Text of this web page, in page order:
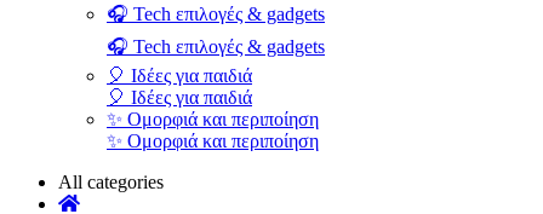
🎧 Tech επιλογές & gadgets
🎧 Tech επιλογές & gadgets
🎈 Ιδέες για παιδιά
🎈 Ιδέες για παιδιά
✨ Ομορφιά και περιποίηση
✨ Ομορφιά και περιποίηση
All categories